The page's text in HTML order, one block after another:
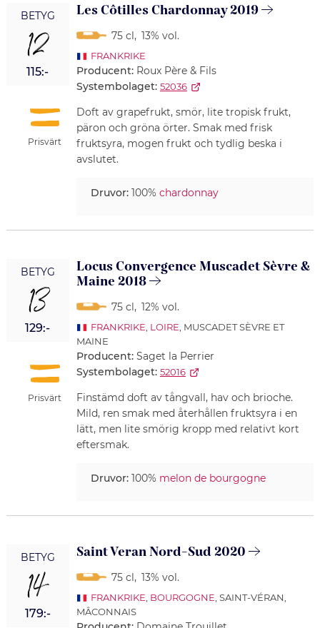
BETYG
12
115:-
Prisvärt
Les Côtilles Chardonnay 2019
75 cl , 13% vol.
FRANKRIKE
Producent: Roux Père & Fils
Systembolaget: 52036
Doft av grapefrukt, smör, lite tropisk frukt,
päron och gröna örter. Smak med frisk
fruktsyra, mogen frukt och tydlig beska i
avslutet.
Druvor:100% chardonnay
BETYG
13
129:-
Prisvärt
Locus Convergence Muscadet Sèvre &
Maine 2018
75 cl , 12% vol.
FRANKRIKE, LOIRE, MUSCADET SÈVRE ET
MAINE
Producent: Saget la Perrier
Systembolaget: 52016
Finstämd doft av tångvall, hav och brioche.
Mild, ren smak med återhållen fruktsyra i en
lätt, men lite smörig kropp med relativt kort
eftersmak.
Druvor:100% melon de bourgogne
BETYG
14
179:-
Saint Veran Nord-Sud 2020
75 cl , 13% vol.
FRANKRIKE, BOURGOGNE, SAINT-VÉRAN,
MÂCONNAIS